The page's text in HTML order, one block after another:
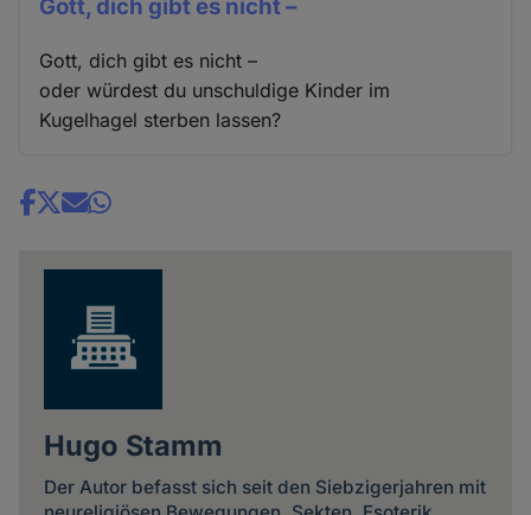
Gott, dich gibt es nicht –
Gott, dich gibt es nicht –
oder würdest du unschuldige Kinder im
Kugelhagel sterben lassen?
Share
Hugo Stamm
Der Autor befasst sich seit den Siebzigerjahren mit